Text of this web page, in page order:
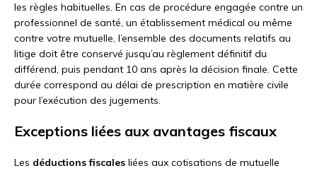
les règles habituelles. En cas de procédure engagée contre un
professionnel de santé, un établissement médical ou même
contre votre mutuelle, l’ensemble des documents relatifs au
litige doit être conservé jusqu’au règlement définitif du
différend, puis pendant 10 ans après la décision finale. Cette
durée correspond au délai de prescription en matière civile
pour l’exécution des jugements.
Exceptions liées aux avantages fiscaux
Les déductions fiscales liées aux cotisations de mutuelle